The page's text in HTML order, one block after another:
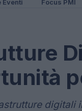
Eventi Focus PMI
digitali